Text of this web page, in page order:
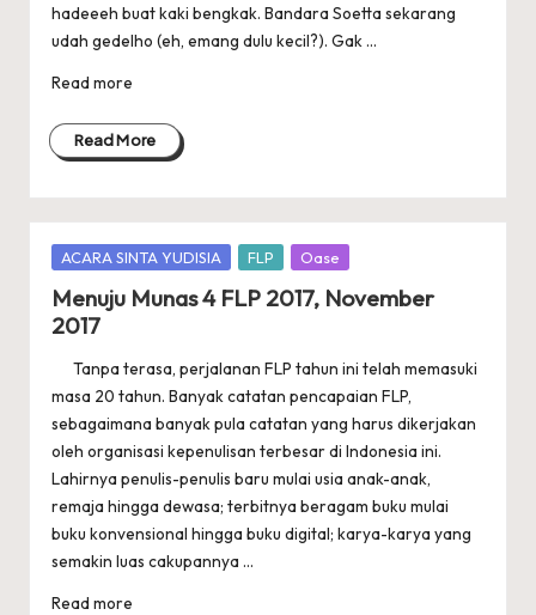
hadeeeh buat kaki bengkak. Bandara Soetta sekarang
udah gedelho (eh, emang dulu kecil?). Gak ...
Read more
Read More
Posted
ACARA SINTA YUDISIA FLP Oase
Menuju Munas 4 FLP 2017, November
2017
Tanpa terasa, perjalanan FLP tahun ini telah memasuki
masa 20 tahun. Banyak catatan pencapaian FLP,
sebagaimana banyak pula catatan yang harus dikerjakan
oleh organisasi kepenulisan terbesar di Indonesia ini.
Lahirnya penulis-penulis baru mulai usia anak-anak,
remaja hingga dewasa; terbitnya beragam buku mulai
buku konvensional hingga buku digital; karya-karya yang
semakin luas cakupannya ...
Read more